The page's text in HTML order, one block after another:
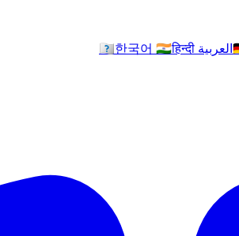
العربية 🇰🇷한국어 🇮🇳हिन्दी